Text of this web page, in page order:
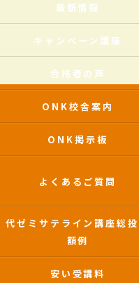
最新情報
キャンペーン講座
合格者の声
ONK校舎案内
ONK掲示板
よくあるご質問
代ゼミサテライン講座総投
額例
安い受講料